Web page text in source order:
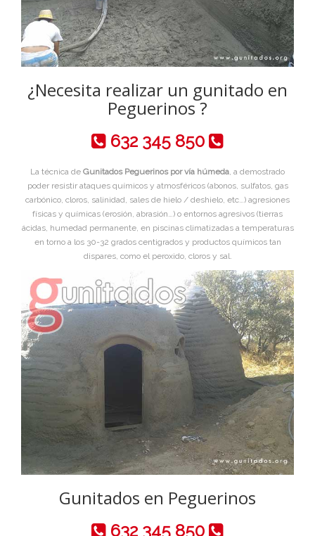
¿Necesita realizar un gunitado en
Peguerinos ?
632 345 850
La técnica de Gunitados Peguerinos por vía húmeda, a demostrado
poder resistir ataques químicos y atmosféricos (abonos, sulfatos, gas
carbónico, cloros, salinidad, sales de hielo / deshielo, etc…) agresiones
físicas y químicas (erosión, abrasión…) o entornos agresivos (tierras
ácidas, humedad permanente, en piscinas climatizadas a temperaturas
en torno a los 30-32 grados centigrados y productos químicos tan
dispares, como el peroxido, cloros y sal.
Gunitados en Peguerinos
632 345 850